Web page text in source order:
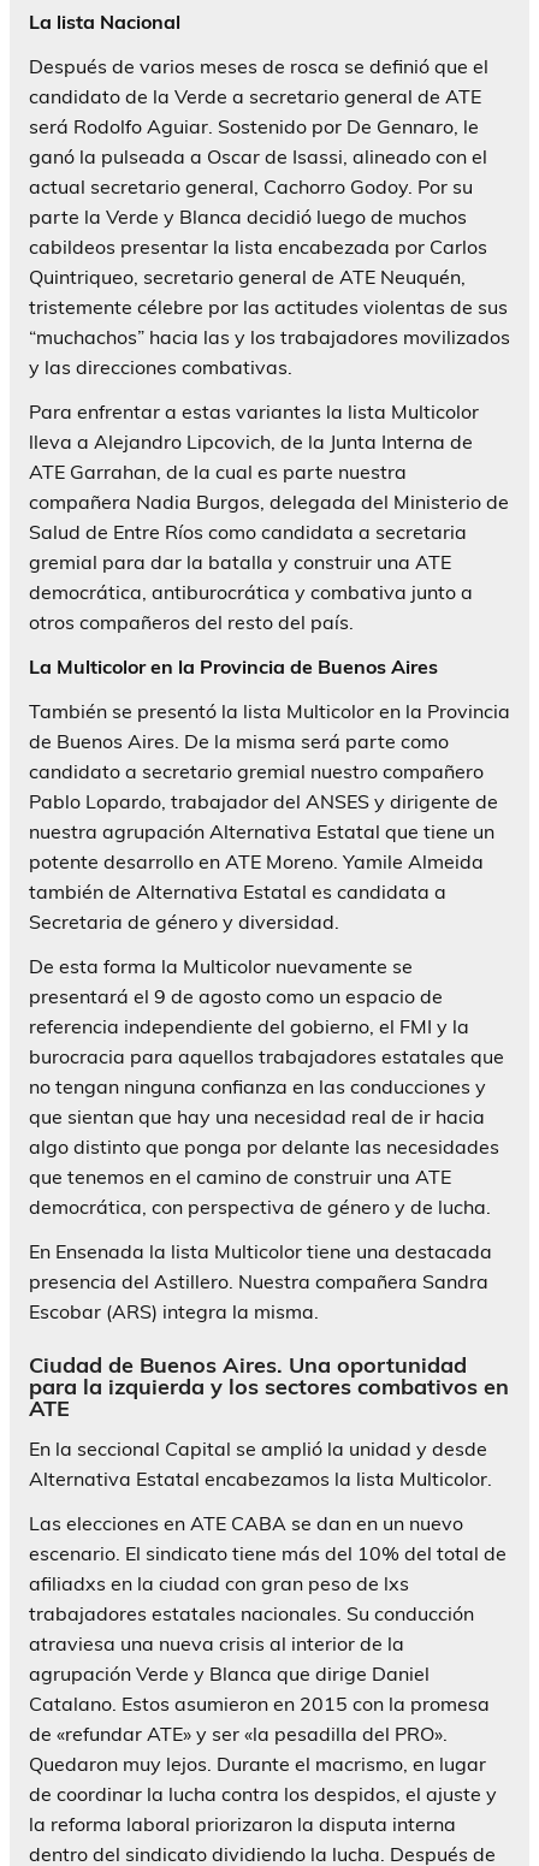
La lista Nacional
Después de varios meses de rosca se definió que el
candidato de la Verde a secretario general de ATE
será Rodolfo Aguiar. Sostenido por De Gennaro, le
ganó la pulseada a Oscar de Isassi, alineado con el
actual secretario general, Cachorro Godoy. Por su
parte la Verde y Blanca decidió luego de muchos
cabildeos presentar la lista encabezada por Carlos
Quintriqueo, secretario general de ATE Neuquén,
tristemente célebre por las actitudes violentas de sus
“muchachos” hacia las y los trabajadores movilizados
y las direcciones combativas.
Para enfrentar a estas variantes la lista Multicolor
lleva a Alejandro Lipcovich, de la Junta Interna de
ATE Garrahan, de la cual es parte nuestra
compañera Nadia Burgos, delegada del Ministerio de
Salud de Entre Ríos como candidata a secretaria
gremial para dar la batalla y construir una ATE
democrática, antiburocrática y combativa junto a
otros compañeros del resto del país.
La Multicolor en la Provincia de Buenos Aires
También se presentó la lista Multicolor en la Provincia
de Buenos Aires. De la misma será parte como
candidato a secretario gremial nuestro compañero
Pablo Lopardo, trabajador del ANSES y dirigente de
nuestra agrupación Alternativa Estatal que tiene un
potente desarrollo en ATE Moreno. Yamile Almeida
también de Alternativa Estatal es candidata a
Secretaria de género y diversidad.
De esta forma la Multicolor nuevamente se
presentará el 9 de agosto como un espacio de
referencia independiente del gobierno, el FMI y la
burocracia para aquellos trabajadores estatales que
no tengan ninguna confianza en las conducciones y
que sientan que hay una necesidad real de ir hacia
algo distinto que ponga por delante las necesidades
que tenemos en el camino de construir una ATE
democrática, con perspectiva de género y de lucha.
En Ensenada la lista Multicolor tiene una destacada
presencia del Astillero. Nuestra compañera Sandra
Escobar (ARS) integra la misma.
Ciudad de Buenos Aires. Una oportunidad
para la izquierda y los sectores combativos en
ATE
En la seccional Capital se amplió la unidad y desde
Alternativa Estatal encabezamos la lista Multicolor.
Las elecciones en ATE CABA se dan en un nuevo
escenario. El sindicato tiene más del 10% del total de
afiliadxs en la ciudad con gran peso de lxs
trabajadores estatales nacionales. Su conducción
atraviesa una nueva crisis al interior de la
agrupación Verde y Blanca que dirige Daniel
Catalano. Estos asumieron en 2015 con la promesa
de «refundar ATE» y ser «la pesadilla del PRO».
Quedaron muy lejos. Durante el macrismo, en lugar
de coordinar la lucha contra los despidos, el ajuste y
la reforma laboral priorizaron la disputa interna
dentro del sindicato dividiendo la lucha. Después de